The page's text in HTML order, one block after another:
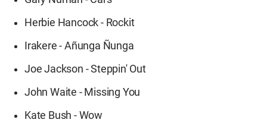
Herbie Hancock - Rockit
Irakere - Añunga Ñunga
Joe Jackson - Steppin' Out
John Waite - Missing You
Kate Bush - Wow